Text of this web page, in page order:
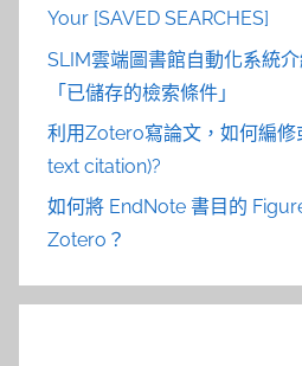
Your [SAVED SEARCHES]
SLIM雲端圖書館自動化系統
「已儲存的檢索條件」
利用Zotero寫論文，如何編修
text citation)?
如何將 EndNote 書目的
Zotero？